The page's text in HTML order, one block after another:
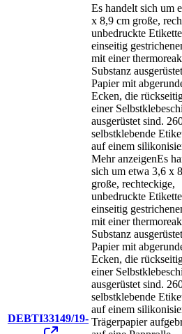
DEBTI33149/19-
Es handelt sich um
x 8,9 cm große,
unbedruckte
einseitig
mit einer
Substanz
Papier mit
Ecken, die
einer
ausgerüstet sind.
selbstklebende
auf einem
Mehr anzeigenEs
sich um etwa 3,6 x
große, rechteckige,
unbedruckte
einseitig
mit einer
Substanz
Papier mit
Ecken, die
einer
ausgerüstet sind.
selbstklebende
auf einem
Trägerpapier